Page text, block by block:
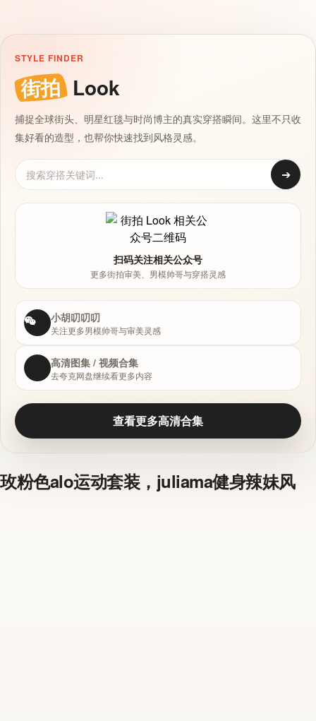
STYLE FINDER
街拍 Look
捕捉全球街头、明星红毯与时尚博主的真实穿搭瞬间。这里不只收
集好看的造型，也帮你快速找到风格灵感。
➔
扫码关注相关公众号
更多街拍审美、男模帅哥与穿搭灵感
小胡叨叨叨
关注更多男模帅哥与审美灵感
高清图集 / 视频合集
去夸克网盘继续看更多内容
查看更多高清合集
玫粉色alo运动套装，juliama健身辣妹风